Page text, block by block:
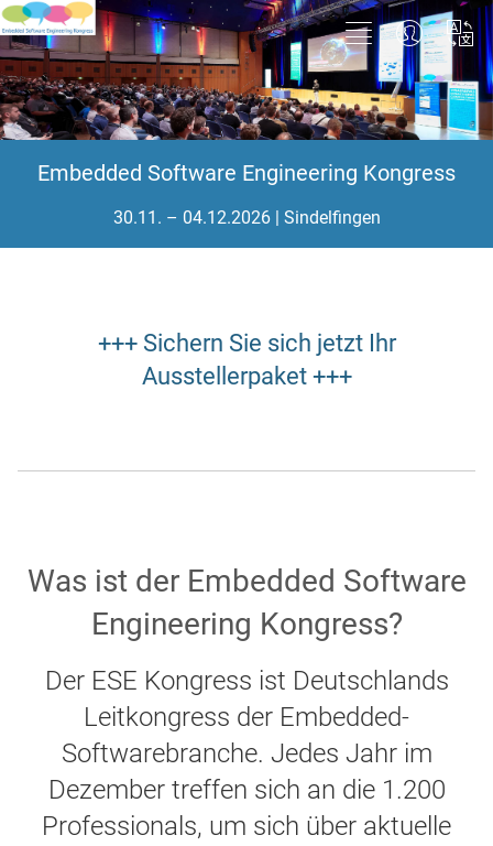
Embedded Software Engineering Kongress
30.11. – 04.12.2026 | Sindelfingen
+++ Sichern Sie sich jetzt Ihr
Ausstellerpaket +++
Was ist der Embedded Software
Engineering Kongress?
Der ESE Kongress ist Deutschlands
Leitkongress der Embedded-
Softwarebranche. Jedes Jahr im
Dezember treffen sich an die 1.200
Professionals, um sich über aktuelle